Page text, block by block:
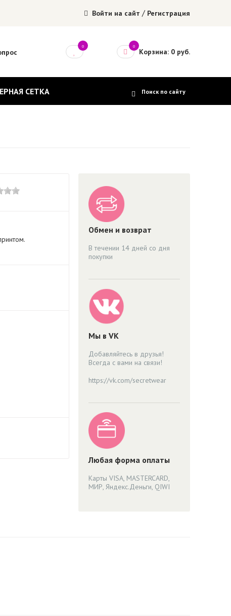
Войти на сайт / Регистрация
0 0
Корзина: 0 руб.
СЕТКА
Обмен и возврат
В течении 14 дней со дня
покупки
Мы в VK
Добавляйтесь в друзья!
Всегда с вами на связи!
https://vk.com/secretwear
Любая форма оплаты
Карты VISA, MASTERCARD,
МИР, Яндекс.Деньги, QIWI